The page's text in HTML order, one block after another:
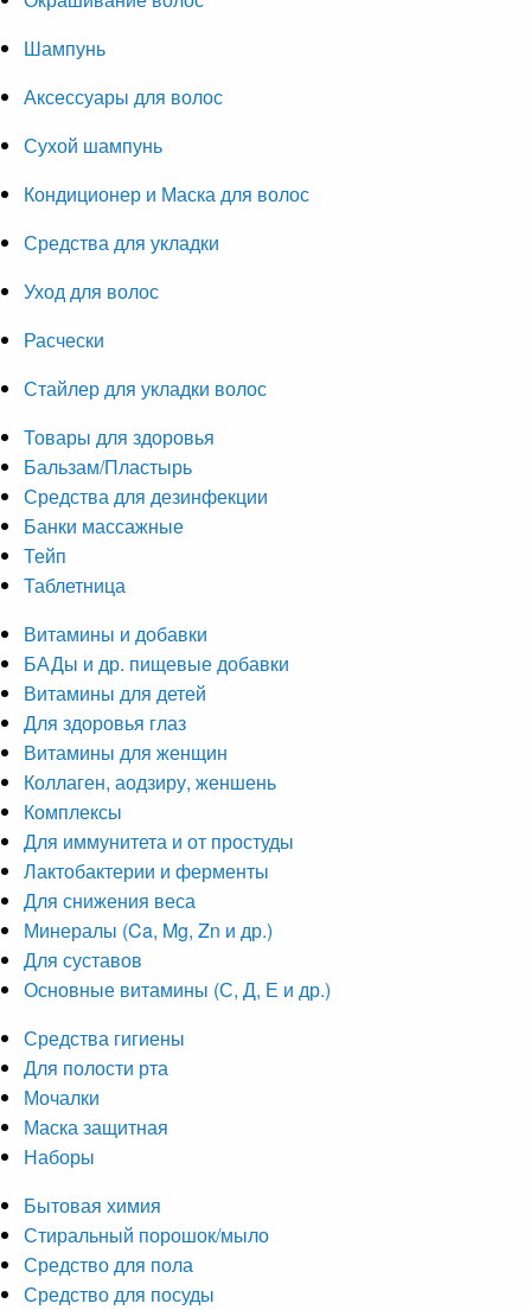
Шампунь
Аксессуары для волос
Сухой шампунь
Кондиционер и Маска для волос
Средства для укладки
Уход для волос
Расчески
Стайлер для укладки волос
Товары для здоровья
Бальзам/Пластырь
Средства для дезинфекции
Банки массажные
Тейп
Таблетница
Витамины и добавки
БАДы и др. пищевые добавки
Витамины для детей
Для здоровья глаз
Витамины для женщин
Коллаген, аодзиру, женшень
Комплексы
Для иммунитета и от простуды
Лактобактерии и ферменты
Для снижения веса
Минералы (Ca, Mg, Zn и др.)
Для суставов
Основные витамины (С, Д, Е и др.)
Средства гигиены
Для полости рта
Мочалки
Маска защитная
Наборы
Бытовая химия
Стиральный порошок/мыло
Средство для пола
Средство для посуды